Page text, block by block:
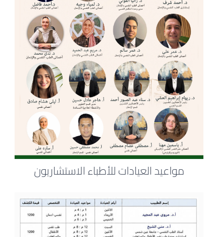
مواعيد العيادات للأطباء الاستشاريون